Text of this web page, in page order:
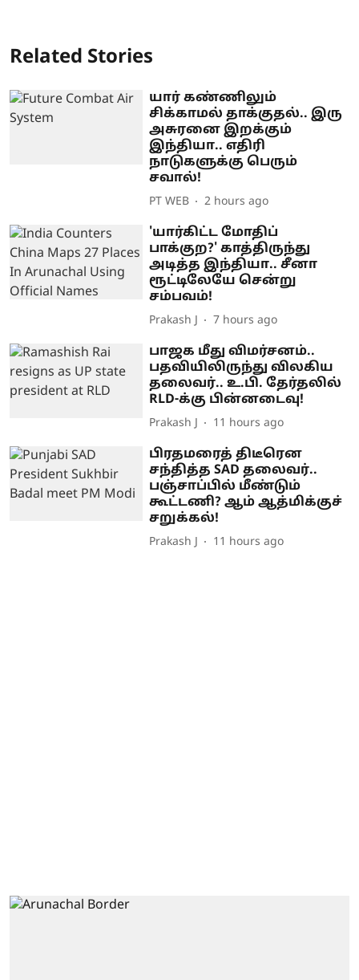
Related Stories
யார் கண்ணிலும்
சிக்காமல் தாக்குதல்.. இரு
அசுரனை இறக்கும்
இந்தியா.. எதிரி
நாடுகளுக்கு பெரும்
சவால்!
PT WEB 2 hours ago
'யார்கிட்ட மோதிப்
பாக்குற?' காத்திருந்து
அடித்த இந்தியா.. சீனா
ரூட்டிலேயே சென்று
சம்பவம்!
Prakash J 7 hours ago
பாஜக மீது விமர்சனம்..
பதவியிலிருந்து விலகிய
தலைவர்.. உ.பி. தேர்தலில்
RLD-க்கு பின்னடைவு!
Prakash J 11 hours ago
பிரதமரைத் திடீரென
சந்தித்த SAD தலைவர்..
பஞ்சாப்பில் மீண்டும்
கூட்டணி? ஆம் ஆத்மிக்குச்
சறுக்கல்!
Prakash J 11 hours ago